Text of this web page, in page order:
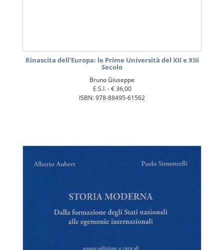
Rinascita dell'Europa: le Prime Università del XII e XIIi
Secolo
Bruno Giuseppe
E.S.I. -€ 36,00
ISBN: 978-88495-61562